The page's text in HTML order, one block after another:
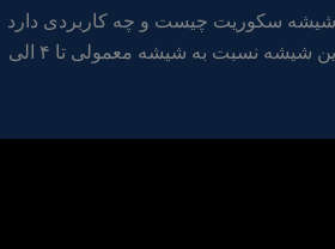
سکوریت چیست و چه کاربردی دارد
شیشه سکوریت نوعی شیشه ایمن و مقاوم است که با فرآیند حرارت‌دهی و سرد کردن سریع ساخته می‌شود. این شیشه نسبت به شیشه معمولی تا ۴ الی